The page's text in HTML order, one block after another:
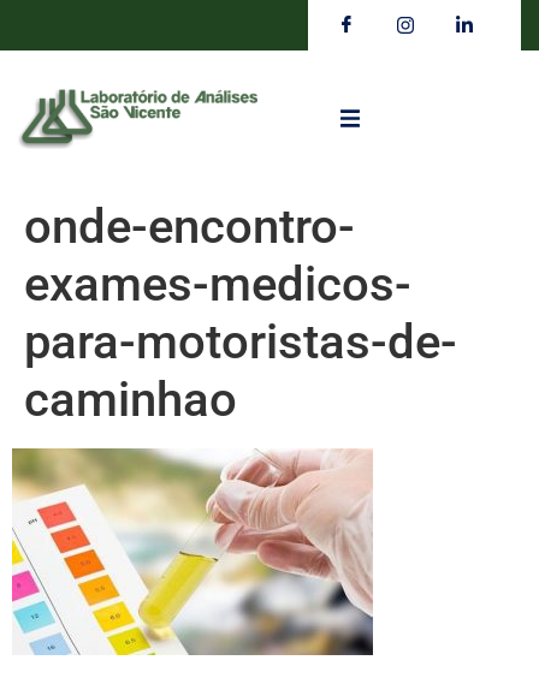
onde-encontro-
exames-medicos-
para-motoristas-de-
caminhao